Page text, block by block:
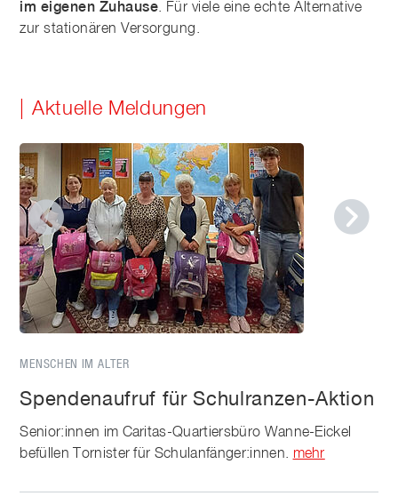
im eigenen Zuhause. Für viele eine echte Alternative
zur stationären Versorgung.
Aktuelle Meldungen
MENSCHEN IM ALTER
Spendenaufruf für Schulranzen-Aktion
Senior:innen im Caritas-Quartiersbüro Wanne-Eickel
befüllen Tornister für Schulanfänger:innen. mehr